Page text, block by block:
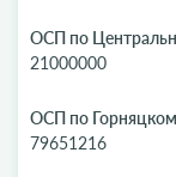
ОСП по
21000000
ОСП по
79651216